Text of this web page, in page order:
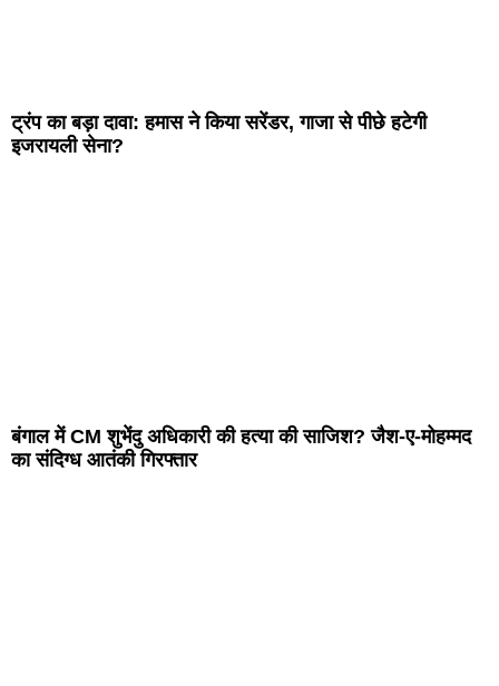
ट्रंप का बड़ा दावा: हमास ने किया सरेंडर, गाजा से पीछे हटेगी
इजरायली सेना?
बंगाल में CM शुभेंदु अधिकारी की हत्या की साजिश? जैश-ए-मोहम्मद
का संदिग्ध आतंकी गिरफ्तार